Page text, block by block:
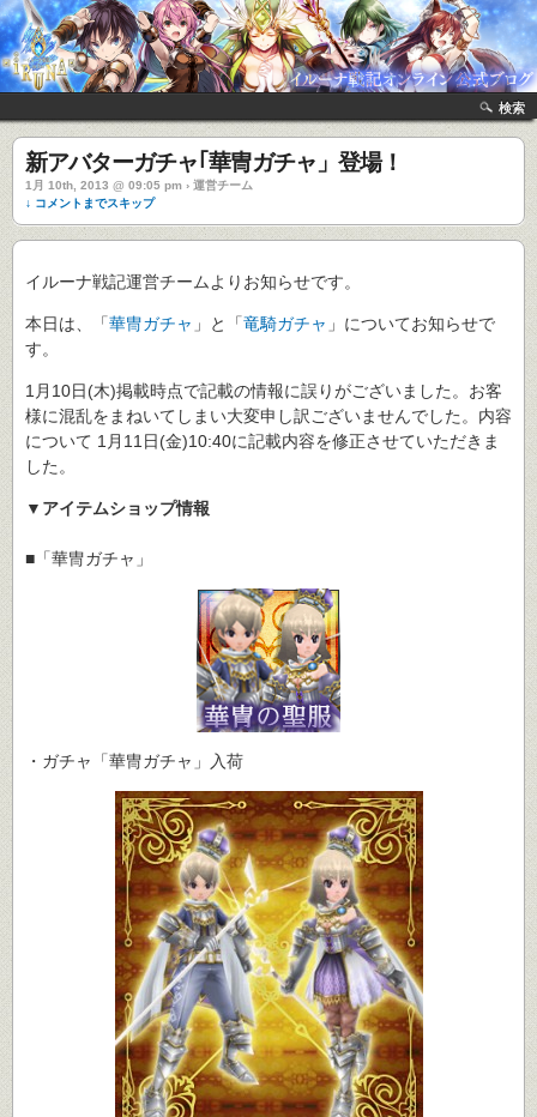
検索
新アバターガチャ｢華冑ガチャ」登場！
1月 10th, 2013 @ 09:05 pm › 運営チーム
↓ コメントまでスキップ
イルーナ戦記運営チームよりお知らせです。
本日は、「華冑ガチャ 」と「竜騎ガチャ 」についてお知らせで
す。
1月10日(木)掲載時点で記載の情報に誤りがございました。お客
様に混乱をまねいてしまい大変申し訳ございませんでした。内容
について 1月11日(金)10:40に記載内容を修正させていただきま
した。
▼アイテムショップ情報
■「華冑ガチャ」
・ガチャ「華冑ガチャ」入荷